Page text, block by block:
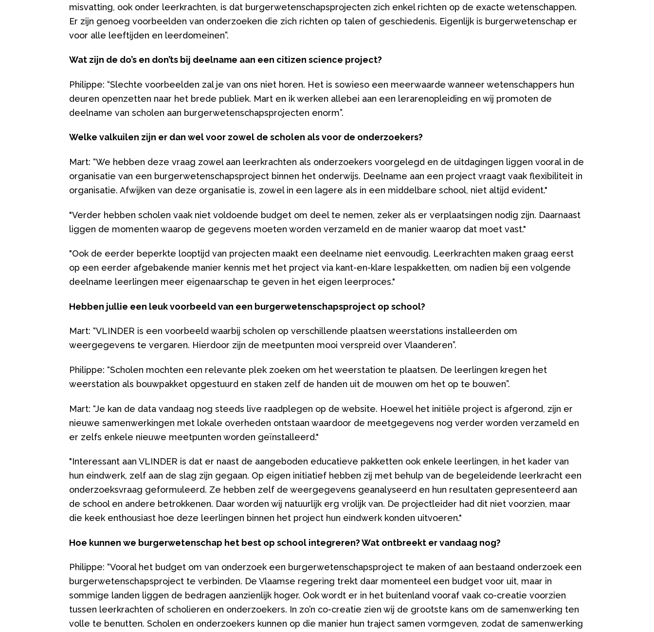
misvatting, ook onder leerkrachten, is dat burgerwetenschapsprojecten zich enkel richten op de exacte wetenschappen.
Er zijn genoeg voorbeelden van onderzoeken die zich richten op talen of geschiedenis. Eigenlijk is burgerwetenschap er
voor alle leeftijden en leerdomeinen”.
Wat zijn de do’s en don’ts bij deelname aan een citizen science project?
Philippe: “Slechte voorbeelden zal je van ons niet horen. Het is sowieso een meerwaarde wanneer wetenschappers hun
deuren openzetten naar het brede publiek. Mart en ik werken allebei aan een lerarenopleiding en wij promoten de
deelname van scholen aan burgerwetenschapsprojecten enorm”.
Welke valkuilen zijn er dan wel voor zowel de scholen als voor de onderzoekers?
Mart: “We hebben deze vraag zowel aan leerkrachten als onderzoekers voorgelegd en de uitdagingen liggen vooral in de
organisatie van een burgerwetenschapsproject binnen het onderwijs. Deelname aan een project vraagt vaak flexibiliteit in
organisatie. Afwijken van deze organisatie is, zowel in een lagere als in een middelbare school, niet altijd evident."
"Verder hebben scholen vaak niet voldoende budget om deel te nemen, zeker als er verplaatsingen nodig zijn. Daarnaast
liggen de momenten waarop de gegevens moeten worden verzameld en de manier waarop dat moet vast."
"Ook de eerder beperkte looptijd van projecten maakt een deelname niet eenvoudig. Leerkrachten maken graag eerst
op een eerder afgebakende manier kennis met het project via kant-en-klare lespakketten, om nadien bij een volgende
deelname leerlingen meer eigenaarschap te geven in het eigen leerproces."
Hebben jullie een leuk voorbeeld van een burgerwetenschapsproject op school?
Mart: “VLINDER is een voorbeeld waarbij scholen op verschillende plaatsen weerstations installeerden om
weergegevens te vergaren. Hierdoor zijn de meetpunten mooi verspreid over Vlaanderen”.
Philippe: “Scholen mochten een relevante plek zoeken om het weerstation te plaatsen. De leerlingen kregen het
weerstation als bouwpakket opgestuurd en staken zelf de handen uit de mouwen om het op te bouwen”.
Mart: “Je kan de data vandaag nog steeds live raadplegen op de website. Hoewel het initiële project is afgerond, zijn er
nieuwe samenwerkingen met lokale overheden ontstaan waardoor de meetgegevens nog verder worden verzameld en
er zelfs enkele nieuwe meetpunten worden geïnstalleerd."
"Interessant aan VLINDER is dat er naast de aangeboden educatieve pakketten ook enkele leerlingen, in het kader van
hun eindwerk, zelf aan de slag zijn gegaan. Op eigen initiatief hebben zij met behulp van de begeleidende leerkracht een
onderzoeksvraag geformuleerd. Ze hebben zelf de weergegevens geanalyseerd en hun resultaten gepresenteerd aan
de school en andere betrokkenen. Daar worden wij natuurlijk erg vrolijk van. De projectleider had dit niet voorzien, maar
die keek enthousiast hoe deze leerlingen binnen het project hun eindwerk konden uitvoeren."
Hoe kunnen we burgerwetenschap het best op school integreren? Wat ontbreekt er vandaag nog?
Philippe: “Vooral het budget om van onderzoek een burgerwetenschapsproject te maken of aan bestaand onderzoek een
burgerwetenschapsproject te verbinden. De Vlaamse regering trekt daar momenteel een budget voor uit, maar in
sommige landen liggen de bedragen aanzienlijk hoger. Ook wordt er in het buitenland vooraf vaak co-creatie voorzien
tussen leerkrachten of scholieren en onderzoekers. In zo’n co-creatie zien wij de grootste kans om de samenwerking ten
volle te benutten. Scholen en onderzoekers kunnen op die manier hun traject samen vormgeven, zodat de samenwerking